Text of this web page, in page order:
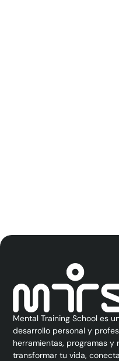
Mental Training School es
desarrollo personal y
herramientas, programas
transformar tu vida,